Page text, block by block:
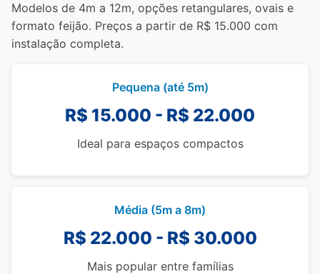
Modelos de 4m a 12m, opções retangulares, ovais e
formato feijão. Preços a partir de R$ 15.000 com
instalação completa.
Pequena (até 5m)
R$ 15.000 - R$ 22.000
Ideal para espaços compactos
Média (5m a 8m)
R$ 22.000 - R$ 30.000
Mais popular entre famílias